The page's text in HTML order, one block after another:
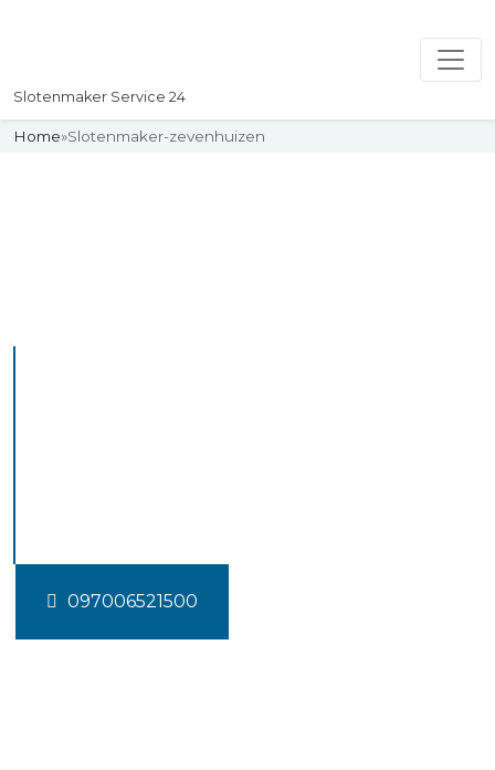
Slotenmaker Service 24
Home»Slotenmaker-zevenhuizen
097006521500